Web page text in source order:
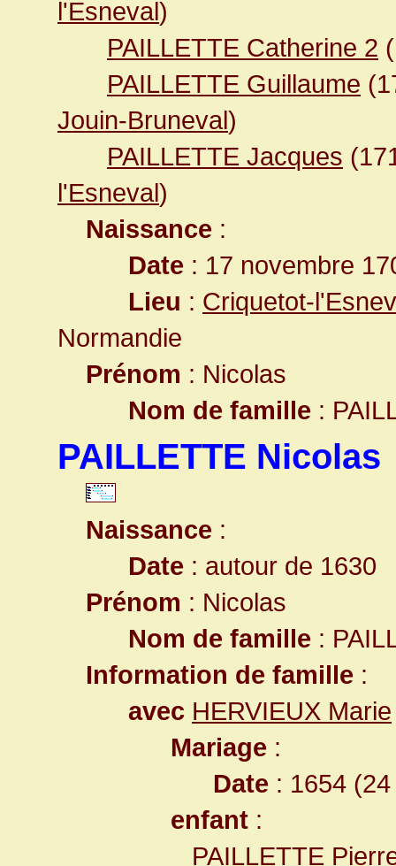
l'Esneval)
PAILLETTE Catherine 2
PAILLETTE Guillaume
Jouin-Bruneval)
PAILLETTE Jacques
l'Esneval)
Naissance :
Date : 17 novembre
Lieu : Criquetot-
Normandie
Prénom : Nicolas
Nom de famille :
PAILLETTE Nicolas
Naissance :
Date : autour de 1630
Prénom : Nicolas
Nom de famille :
Information de famille :
avec HERVIEUX Marie
Mariage :
Date : 1654
enfant :
PAILLETTE